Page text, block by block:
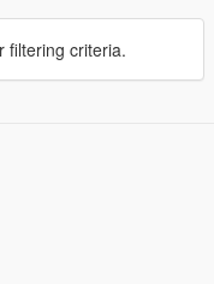
filtering criteria.